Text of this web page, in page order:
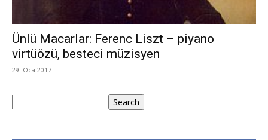
Ünlü Macarlar: Ferenc Liszt – piyano
virtüözü, besteci müzisyen
29. Oca 2017
Search